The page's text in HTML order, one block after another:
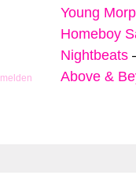
Young
Homeboy
Nightbeats
Above &